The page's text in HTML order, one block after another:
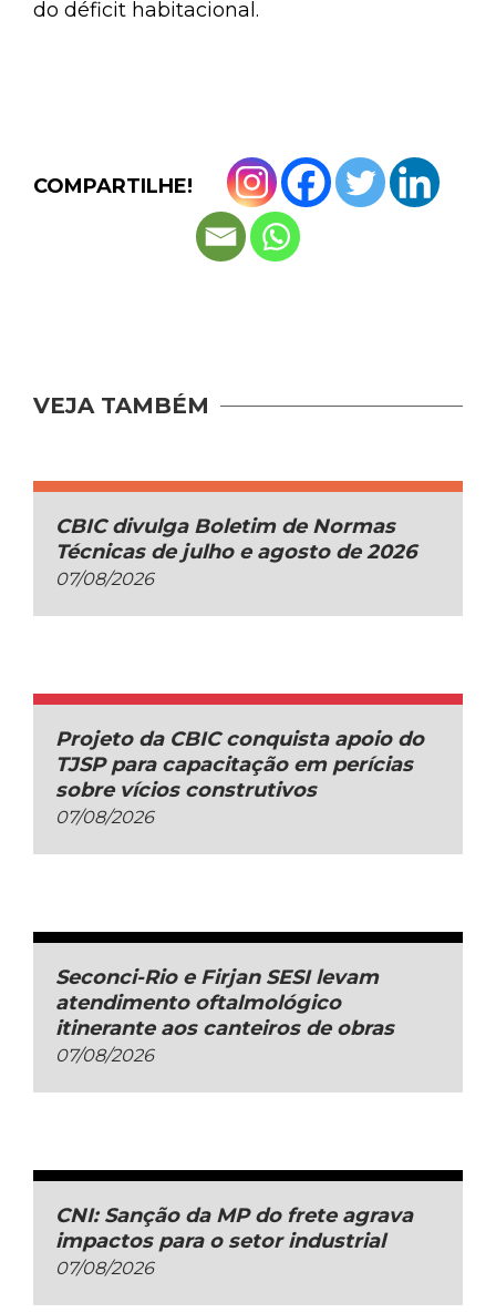
do déficit habitacional.
COMPARTILHE!
VEJA TAMBÉM
CBIC divulga Boletim de Normas
Técnicas de julho e agosto de 2026
07/08/2026
Projeto da CBIC conquista apoio do
TJSP para capacitação em perícias
sobre vícios construtivos
07/08/2026
Seconci-Rio e Firjan SESI levam
atendimento oftalmológico
itinerante aos canteiros de obras
07/08/2026
CNI: Sanção da MP do frete agrava
impactos para o setor industrial
07/08/2026